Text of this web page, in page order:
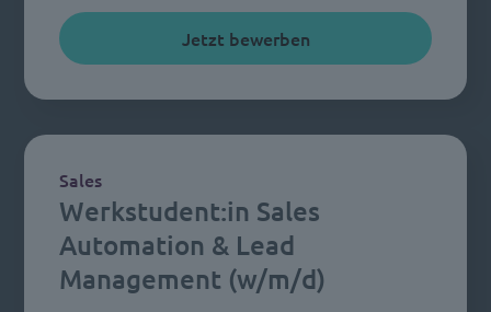
Jetzt bewerben
Werkstudent:in Sales
Automation & Lead
Management (w/m/d)
Sales